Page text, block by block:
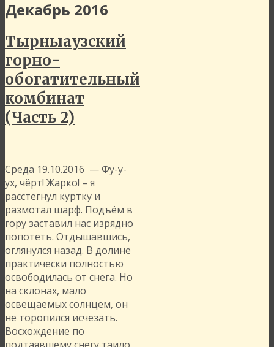
Декабрь 2016
Тырныаузский
горно-
обогатительный
комбинат
(Часть 2)
Среда 19.10.2016 — Фу-у-
ух, чёрт! Жарко! – я
расстегнул куртку и
размотал шарф. Подъём в
гору заставил нас изрядно
попотеть. Отдышавшись,
оглянулся назад. В долине
практически полностью
освободилась от снега. Но
на склонах, мало
освещаемых солнцем, он
не торопился исчезать.
Восхождение по